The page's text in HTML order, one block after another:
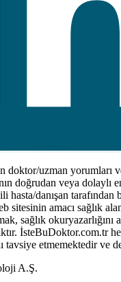
doktor/uzman yorumları
doğrudan veya dolaylı
hasta/danışan tarafından
sitesinin amacı sağlık
sağlık okuryazarlığını
İsteBuDoktor.com.tr
tavsiye etmemektedir ve
A.Ş.